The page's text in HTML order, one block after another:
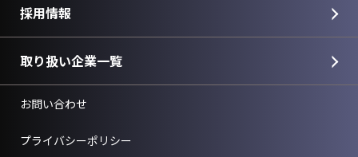
採用情報
取り扱い企業一覧
お問い合わせ
プライバシーポリシー